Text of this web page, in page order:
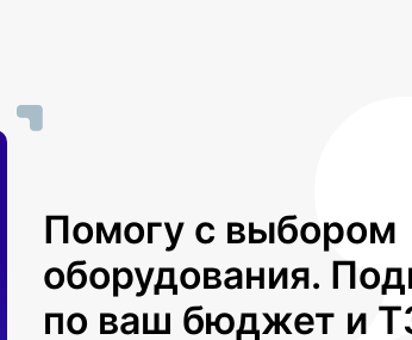
Помогу с выбором
оборудования.
по ваш бюджет и